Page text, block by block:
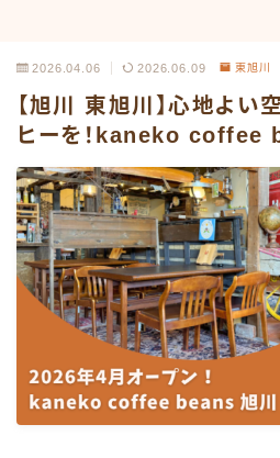
2026.04.06 2026.06.09 東旭川
【旭川 東旭川】心地よい
ヒーを！kaneko coffee